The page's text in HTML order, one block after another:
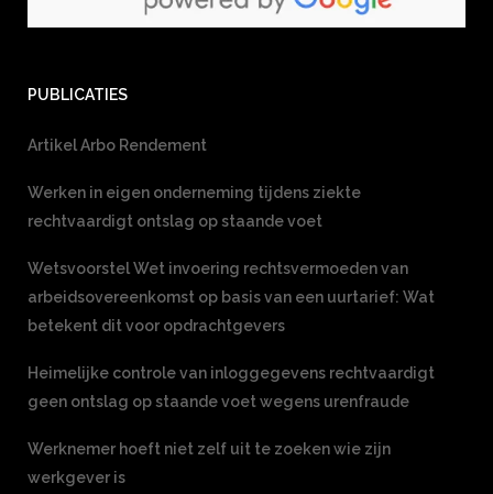
PUBLICATIES
Artikel Arbo Rendement
Werken in eigen onderneming tijdens ziekte
rechtvaardigt ontslag op staande voet
Wetsvoorstel Wet invoering rechtsvermoeden van
arbeidsovereenkomst op basis van een uurtarief: Wat
betekent dit voor opdrachtgevers
Heimelijke controle van inloggegevens rechtvaardigt
geen ontslag op staande voet wegens urenfraude
Werknemer hoeft niet zelf uit te zoeken wie zijn
werkgever is